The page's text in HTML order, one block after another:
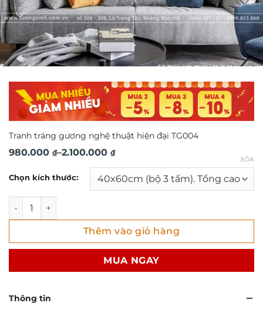
Tranh tráng gương nghệ thuật hiện đại TG004
980.000 ₫–2.100.000 ₫
Khoảng
980.000 ₫
đến
2.100.000 ₫
Chọn kích thước:
XÓA
Tranh tráng gương nghệ thuật hiện đại TG004 số lượng
Thêm vào giỏ hàng
MUA NGAY
Thông tin